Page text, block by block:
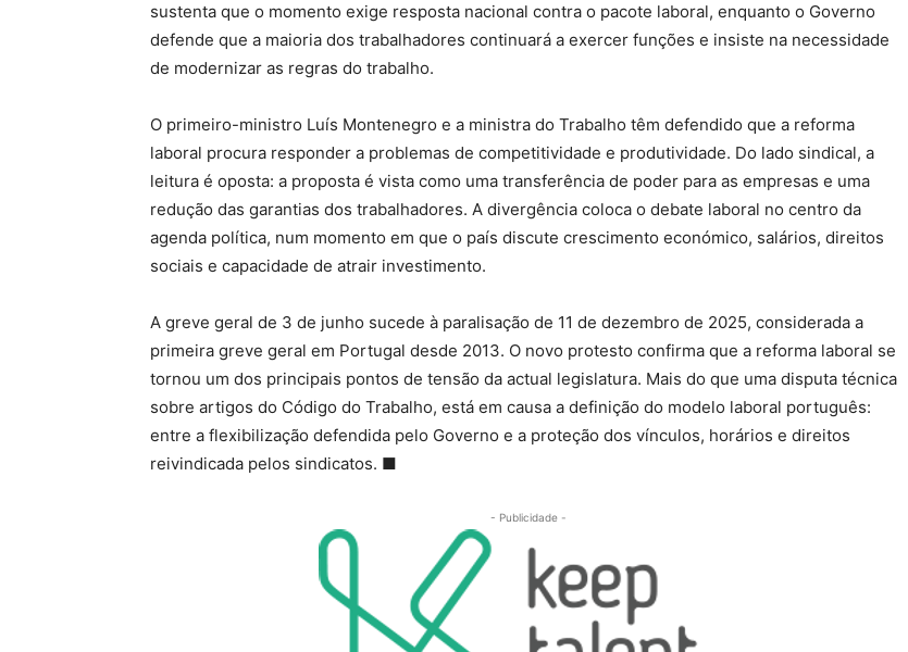
sustenta que o momento exige resposta nacional contra o pacote laboral, enquanto o Governo
defende que a maioria dos trabalhadores continuará a exercer funções e insiste na necessidade
de modernizar as regras do trabalho.
O primeiro-ministro Luís Montenegro e a ministra do Trabalho têm defendido que a reforma
laboral procura responder a problemas de competitividade e produtividade. Do lado sindical, a
leitura é oposta: a proposta é vista como uma transferência de poder para as empresas e uma
redução das garantias dos trabalhadores. A divergência coloca o debate laboral no centro da
agenda política, num momento em que o país discute crescimento económico, salários, direitos
sociais e capacidade de atrair investimento.
A greve geral de 3 de junho sucede à paralisação de 11 de dezembro de 2025, considerada a
primeira greve geral em Portugal desde 2013. O novo protesto confirma que a reforma laboral se
tornou um dos principais pontos de tensão da actual legislatura. Mais do que uma disputa técnica
sobre artigos do Código do Trabalho, está em causa a definição do modelo laboral português:
entre a flexibilização defendida pelo Governo e a proteção dos vínculos, horários e direitos
reivindicada pelos sindicatos. ■
- Publicidade -